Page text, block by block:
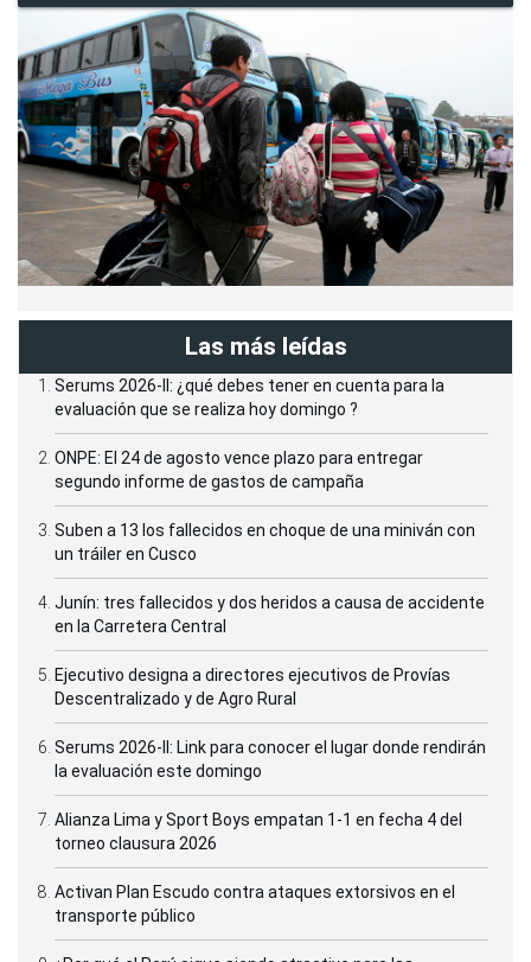
Las más leídas
Serums 2026-II: ¿qué debes tener en cuenta para la
evaluación que se realiza hoy domingo ?
ONPE: El 24 de agosto vence plazo para entregar
segundo informe de gastos de campaña
Suben a 13 los fallecidos en choque de una miniván con
un tráiler en Cusco
Junín: tres fallecidos y dos heridos a causa de accidente
en la Carretera Central
Ejecutivo designa a directores ejecutivos de Provías
Descentralizado y de Agro Rural
Serums 2026-II: Link para conocer el lugar donde rendirán
la evaluación este domingo
Alianza Lima y Sport Boys empatan 1-1 en fecha 4 del
torneo clausura 2026
Activan Plan Escudo contra ataques extorsivos en el
transporte público